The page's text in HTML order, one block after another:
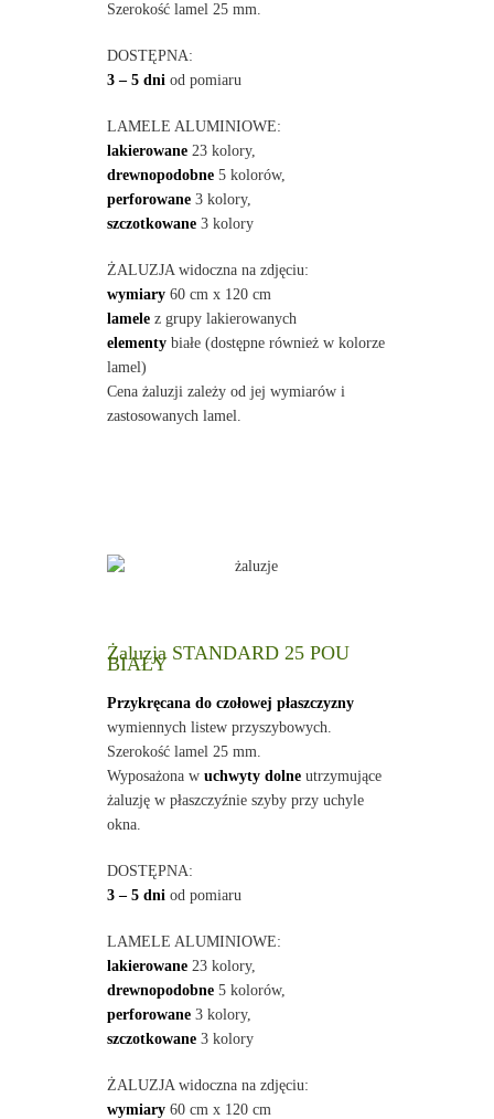
Szerokość lamel 25 mm.
DOSTĘPNA:
3 – 5 dni od pomiaru
LAMELE ALUMINIOWE:
lakierowane23 kolory,
drewnopodobne5 kolorów,
perforowane3 kolory,
szczotkowane3 kolory
ŻALUZJA widoczna na zdjęciu:
wymiary60 cm x 120 cm
lamelez grupy lakierowanych
elementybiałe (dostępne również w kolorze
lamel)
Cena żaluzji zależy od jej wymiarów i
zastosowanych lamel.
Żaluzja STANDARD 25 POU
BIAŁY
Przykręcana do czołowej płaszczyzny
wymiennych listew przyszybowych.
Szerokość lamel 25 mm.
Wyposażona w uchwyty dolneutrzymujące
żaluzję w płaszczyźnie szyby przy uchyle
okna.
DOSTĘPNA:
3 – 5 dni od pomiaru
LAMELE ALUMINIOWE:
lakierowane23 kolory,
drewnopodobne5 kolorów,
perforowane3 kolory,
szczotkowane3 kolory
ŻALUZJA widoczna na zdjęciu:
wymiary60 cm x 120 cm